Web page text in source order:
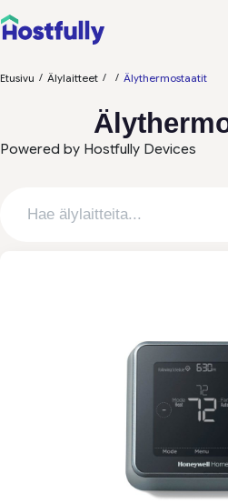
Etusivu / Älylaitteet / / Älythermostaatit
Powered by Hostfully Devices